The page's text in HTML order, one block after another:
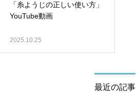
「糸ようじの正しい使い方」
YouTube動画
2025.10.25
最近の記事